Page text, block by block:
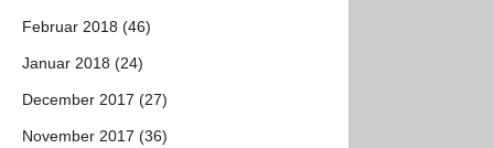
Februar 2018 (46)
Januar 2018 (24)
December 2017 (27)
November 2017 (36)